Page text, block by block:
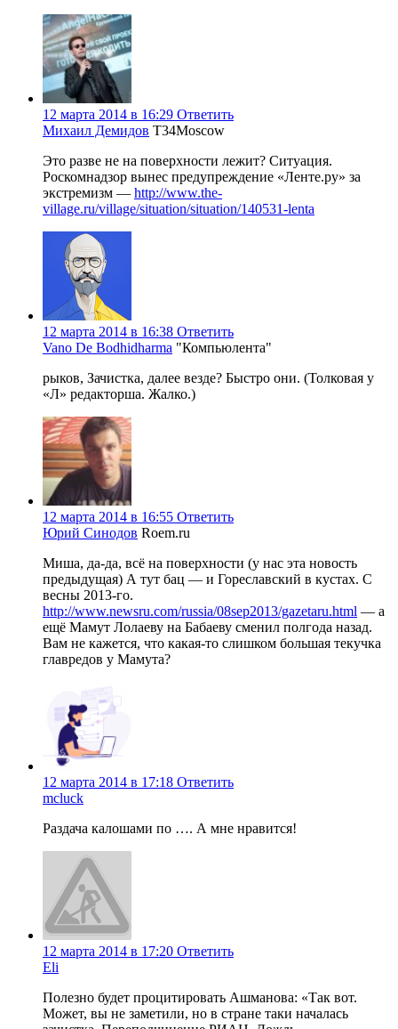
12 марта 2014 в 16:29 Ответить
Михаил Демидов T34Moscow
Это разве не на поверхности лежит? Ситуация.
Роскомнадзор вынес предупреждение «Ленте.ру» за
экстремизм — http://www.the-
village.ru/village/situation/situation/140531-lenta
12 марта 2014 в 16:38 Ответить
Vano De Bodhidharma "Компьюлента"
рыков, Зачистка, далее везде? Быстро они. (Толковая у
«Л» редакторша. Жалко.)
12 марта 2014 в 16:55 Ответить
Юрий Синодов Roem.ru
Миша, да-да, всё на поверхности (у нас эта новость
предыдущая) А тут бац — и Гореславский в кустах. С
весны 2013-го.
http://www.newsru.com/russia/08sep2013/gazetaru.html — а
ещё Мамут Лолаеву на Бабаеву сменил полгода назад.
Вам не кажется, что какая-то слишком большая текучка
главредов у Мамута?
12 марта 2014 в 17:18 Ответить
mcluck
Раздача калошами по …. А мне нравится!
12 марта 2014 в 17:20 Ответить
Eli
Полезно будет процитировать Ашманова: «Так вот.
Может, вы не заметили, но в стране таки началась